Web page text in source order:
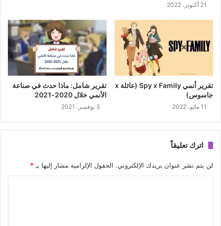
21 أكتوبر، 2022
تقرير أنمي Spy x Family (عائلة x
جاسوس)
11 مايو، 2022
تقرير شامل: ماذا حدث في صناعة
الأنمي خلال 2020-2021
3 نوفمبر، 2021
اترك تعليقاً
لن يتم نشر عنوان بريدك الإلكتروني. الحقول الإلزامية مشار إليها بـ *